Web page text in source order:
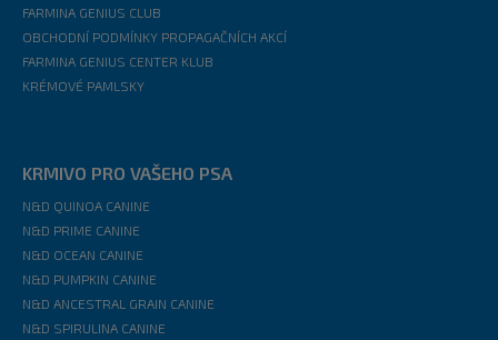
FARMINA GENIUS CLUB
OBCHODNÍ PODMÍNKY PROPAGAČNÍCH AKCÍ
FARMINA GENIUS CENTER KLUB
KRÉMOVÉ PAMLSKY
KRMIVO PRO VAŠEHO PSA
N&D QUINOA CANINE
N&D PRIME CANINE
N&D OCEAN CANINE
N&D PUMPKIN CANINE
N&D ANCESTRAL GRAIN CANINE
N&D SPIRULINA CANINE